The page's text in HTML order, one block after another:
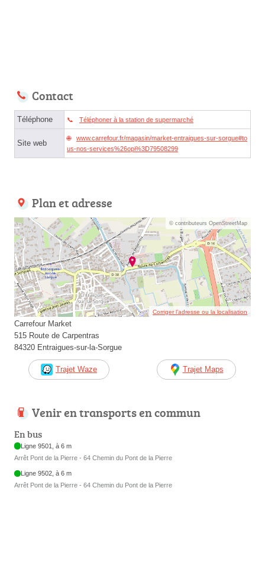
Contact
Téléphone Téléphoner à la station de supermarché
Site web
www.carrefour.fr/magasin/market-entraigues-sur-sorgue#to
us-nos-services%26opi%3D79508299
Plan et adresse
© contributeurs OpenStreetMap
Corriger l’adresse ou la localisation
Carrefour Market
515 Route de Carpentras
84320 Entraigues-sur-la-Sorgue
Trajet Waze Trajet Maps
Venir en transports en commun
En bus
Ligne 9501, à 6 m
Arrêt Pont de la Pierre - 64 Chemin du Pont de la Pierre
Ligne 9502, à 6 m
Arrêt Pont de la Pierre - 64 Chemin du Pont de la Pierre